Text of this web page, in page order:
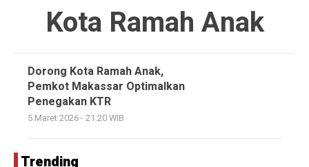
Kota Ramah Anak
Dorong Kota Ramah Anak,
Pemkot Makassar Optimalkan
Penegakan KTR
5 Maret 2026 - 21:20 WIB
Trending